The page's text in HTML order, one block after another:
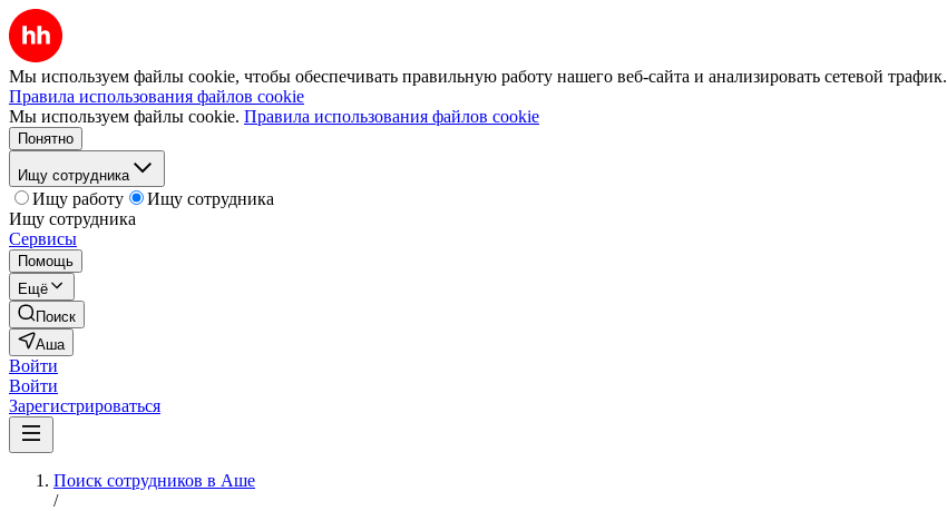
Мы используем файлы cookie, чтобы обеспечивать правильную работу нашего веб-сайта и анализировать сетевой трафик.
Правила использования файлов cookie
Мы используем файлы cookie. Правила использования файлов cookie
Понятно
Ищу сотрудника
Ищу работу
Ищу сотрудника
Ищу сотрудника
Сервисы
Помощь
Ещё
Поиск
Аша
Войти
Войти
Зарегистрироваться
Поиск сотрудников в Аше
/